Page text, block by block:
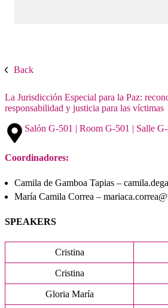
Back
La Jurisdicción Especial para la Paz:
responsabilidad y justicia para las víctimas
Salón G-501 | Room G-501 | Salle G-
Coordinadores:
Camila de Gamboa Tapias –
María Camila Correa –
SPEAKERS
Cristina
Cristina
Gloria María